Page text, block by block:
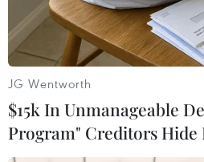
thời.
JG Wentworth
$15k In Unmanageable
Program" Creditors Hide